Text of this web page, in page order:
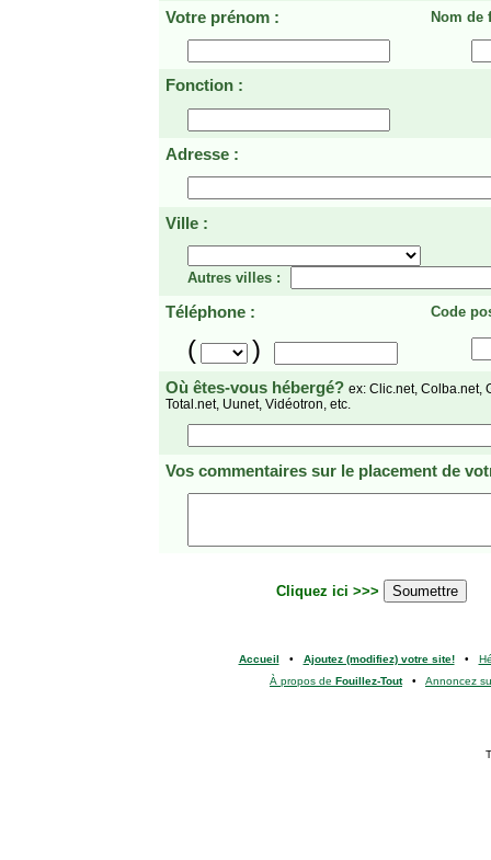
Votre prénom : Nom de
Fonction :
Adresse :
Ville :
Autres villes :
Téléphone : Code
( )
Où êtes-vous hébergé? ex: Clic.net, Colba.net,
Total.net, Uunet, Vidéotron, etc.
Vos commentaires sur le placement de
Cliquez ici >>>
Accueil • Ajoutez (modifiez) votre site!•
À propos de Fouillez-Tout• Annoncez